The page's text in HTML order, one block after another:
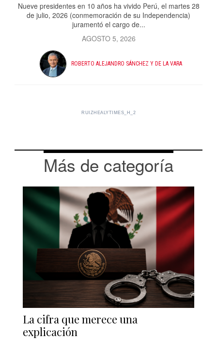
Nueve presidentes en 10 años ha vivido Perú, el martes 28
de julio, 2026 (conmemoración de su Independencia)
juramentó el cargo de...
AGOSTO 5, 2026
ROBERTO ALEJANDRO SÁNCHEZ Y DE LA VARA
RUIZHEALYTIMES_H_2
Más de categoría
La cifra que merece una
explicación